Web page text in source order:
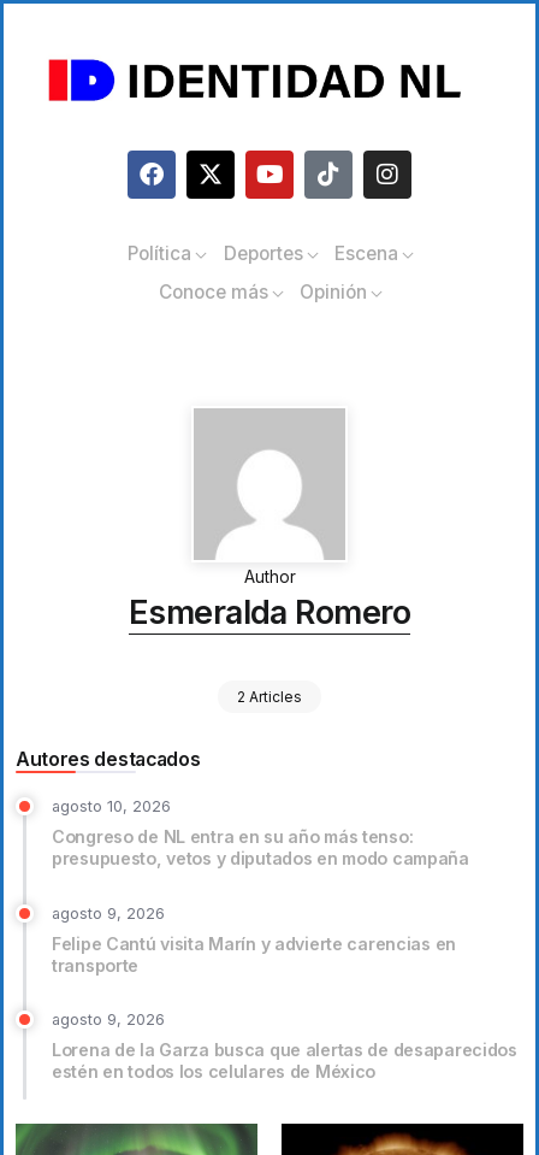
Política Deportes
Escena
Conoce más
Opinión
Author
Esmeralda Romero
2 Articles
Autores destacados
agosto 10, 2026
Congreso de NL entra en su año más tenso:
presupuesto, vetos y diputados en modo campaña
agosto 9, 2026
Felipe Cantú visita Marín y advierte carencias en
transporte
agosto 9, 2026
Lorena de la Garza busca que alertas de desaparecidos
estén en todos los celulares de México